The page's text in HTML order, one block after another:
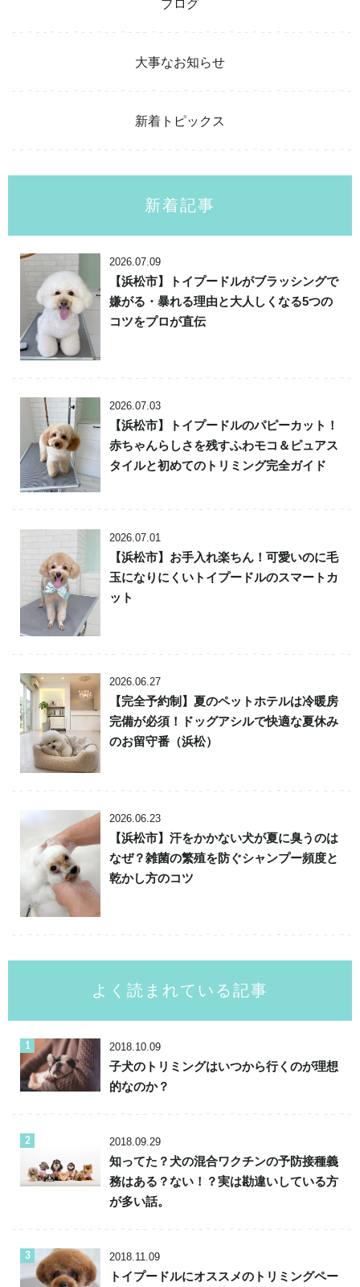
ブログ
大事なお知らせ
新着トピックス
新着記事
2026.07.09
【浜松市】トイプードルがブラッシングで
嫌がる・暴れる理由と大人しくなる5つの
コツをプロが直伝
2026.07.03
【浜松市】トイプードルのパピーカット！
赤ちゃんらしさを残すふわモコ＆ピュアス
タイルと初めてのトリミング完全ガイド
2026.07.01
【浜松市】お手入れ楽ちん！可愛いのに毛
玉になりにくいトイプードルのスマートカ
ット
2026.06.27
【完全予約制】夏のペットホテルは冷暖房
完備が必須！ドッグアシルで快適な夏休み
のお留守番（浜松）
2026.06.23
【浜松市】汗をかかない犬が夏に臭うのは
なぜ？雑菌の繁殖を防ぐシャンプー頻度と
乾かし方のコツ
よく読まれている記事
2018.10.09
子犬のトリミングはいつから行くのが理想
的なのか？
2018.09.29
知ってた？犬の混合ワクチンの予防接種義
務はある？ない！？実は勘違いしている方
が多い話。
2018.11.09
トイプードルにオススメのトリミングペー